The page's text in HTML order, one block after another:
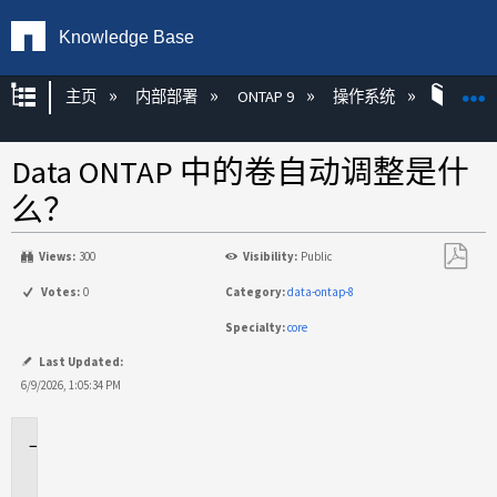
Knowledge Base
扩展/隐缩全局层次
主页 内部部署 ONTAP 9 操作系统
Data ONTAP 中的卷自动调整是什
么？
Views: 300 Visibility: Public
Votes: 0 Category:data-ontap-8
Specialty:core
Last Updated:
6/9/2026, 1:05:34 PM